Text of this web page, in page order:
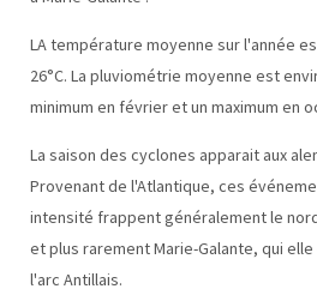
LA température moyenne sur l'année
26°C. La pluviométrie moyenne est
minimum en février et un maximum en
La saison des cyclones apparait aux
Provenant de l'Atlantique, ces
intensité frappent généralement le
et plus rarement Marie-Galante, qui
l'arc Antillais.